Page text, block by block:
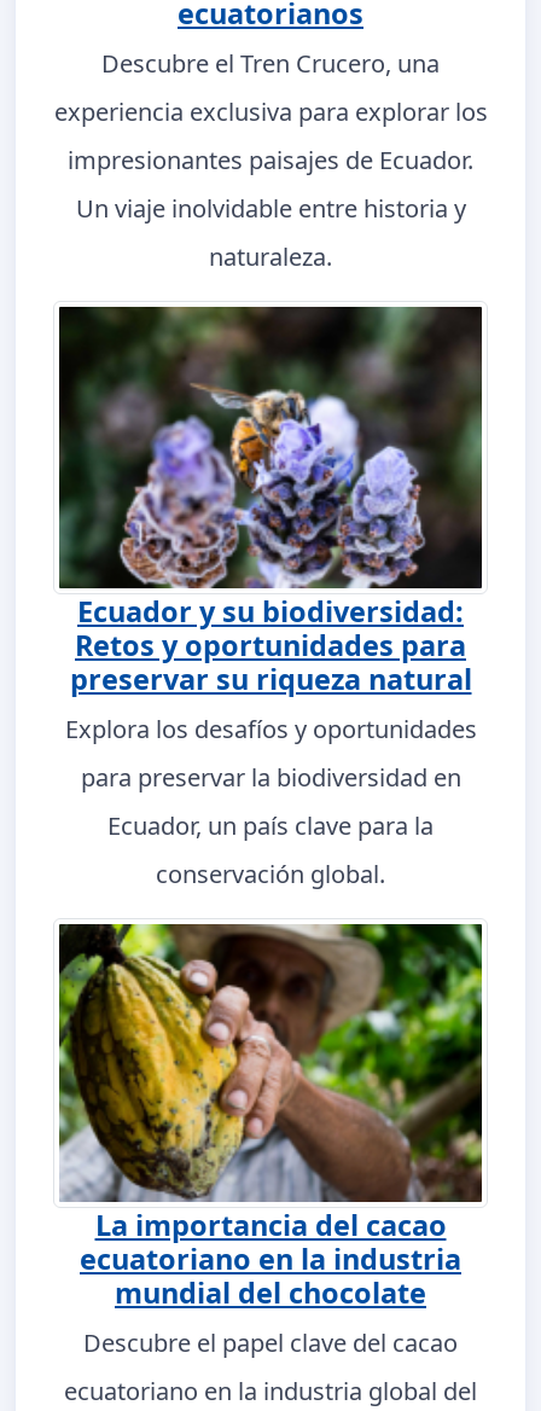
ecuatorianos
Descubre el Tren Crucero, una
experiencia exclusiva para explorar los
impresionantes paisajes de Ecuador.
Un viaje inolvidable entre historia y
naturaleza.
Ecuador y su biodiversidad:
Retos y oportunidades para
preservar su riqueza natural
Explora los desafíos y oportunidades
para preservar la biodiversidad en
Ecuador, un país clave para la
conservación global.
La importancia del cacao
ecuatoriano en la industria
mundial del chocolate
Descubre el papel clave del cacao
ecuatoriano en la industria global del